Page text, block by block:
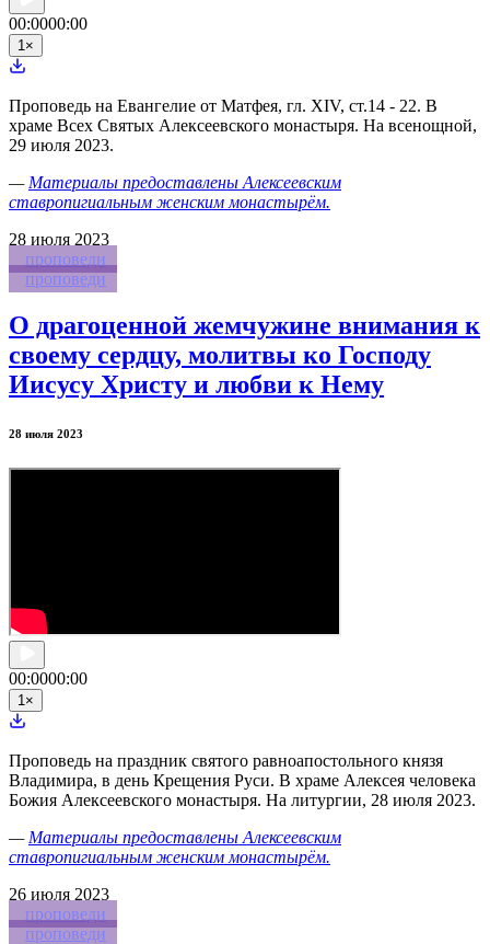
00:0000:00
1 ×
Проповедь на Евангелие от Матфея, гл. XIV, ст.14 - 22. В
храме Всех Святых Алексеевского монастыря. На всенощной,
29 июля 2023.
— Материалы предоставлены Алексеевским
ставропигиальным женским монастырём.
28 июля 2023
проповеди
проповеди
О драгоценной жемчужине внимания к
своему сердцу, молитвы ко Господу
Иисусу Христу и любви к Нему
28 июля 2023
00:0000:00
1 ×
Проповедь на праздник святого равноапостольного князя
Владимира, в день Крещения Руси. В храме Алексея человека
Божия Алексеевского монастыря. На литургии, 28 июля 2023.
— Материалы предоставлены Алексеевским
ставропигиальным женским монастырём.
26 июля 2023
проповеди
проповеди